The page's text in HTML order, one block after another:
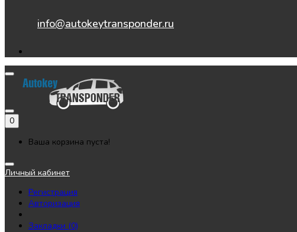
info@autokeytransponder.ru
0
Ваша корзина пуста!
Личный кабинет
Регистрация
Авторизация
Закладки (0)